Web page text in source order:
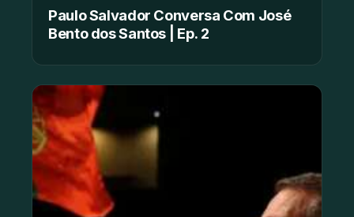
Paulo Salvador Conversa Com José
Bento dos Santos | Ep. 2